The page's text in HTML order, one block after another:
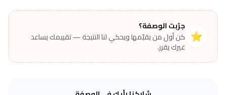
⭐
جرّبت الوصفة؟
كن أول من يقيّمها ويحكي لنا النتيجة — تقييمك يساعد
غيرك يقرر.